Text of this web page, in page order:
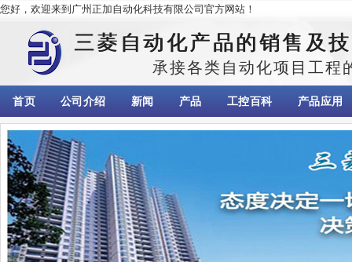
您好，欢迎来到广州正加自动化科技有限公司官方网站！
三菱自动化产品的销售及
承接各类自动化项目工程
首页 公司介绍 新闻 产品 工控百科 产品应用